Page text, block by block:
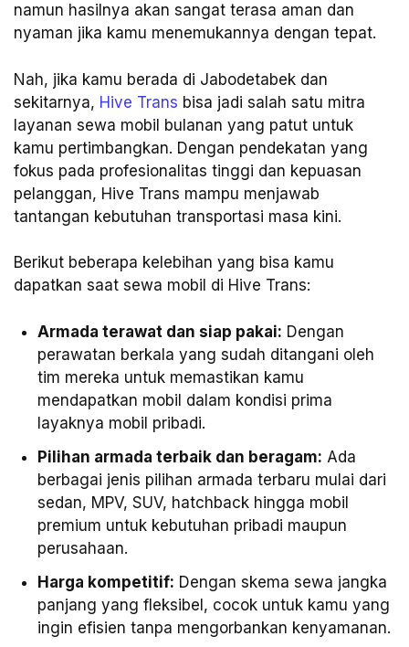
namun hasilnya akan sangat terasa aman dan
nyaman jika kamu menemukannya dengan tepat.
Nah, jika kamu berada di Jabodetabek dan
sekitarnya, Hive Trans bisa jadi salah satu mitra
layanan sewa mobil bulanan yang patut untuk
kamu pertimbangkan. Dengan pendekatan yang
fokus pada profesionalitas tinggi dan kepuasan
pelanggan, Hive Trans mampu menjawab
tantangan kebutuhan transportasi masa kini.
Berikut beberapa kelebihan yang bisa kamu
dapatkan saat sewa mobil di Hive Trans:
Armada terawat dan siap pakai: Dengan
perawatan berkala yang sudah ditangani oleh
tim mereka untuk memastikan kamu
mendapatkan mobil dalam kondisi prima
layaknya mobil pribadi.
Pilihan armada terbaik dan beragam: Ada
berbagai jenis pilihan armada terbaru mulai dari
sedan, MPV, SUV, hatchback hingga mobil
premium untuk kebutuhan pribadi maupun
perusahaan.
Harga kompetitif: Dengan skema sewa jangka
panjang yang fleksibel, cocok untuk kamu yang
ingin efisien tanpa mengorbankan kenyamanan.